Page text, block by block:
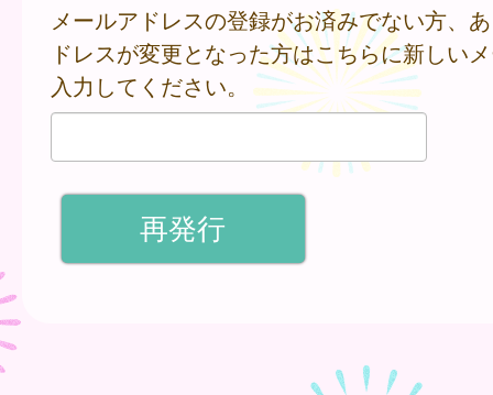
メールアドレスの登録がお済みでない方、
ドレスが変更となった方はこちらに新しい
入力してください。